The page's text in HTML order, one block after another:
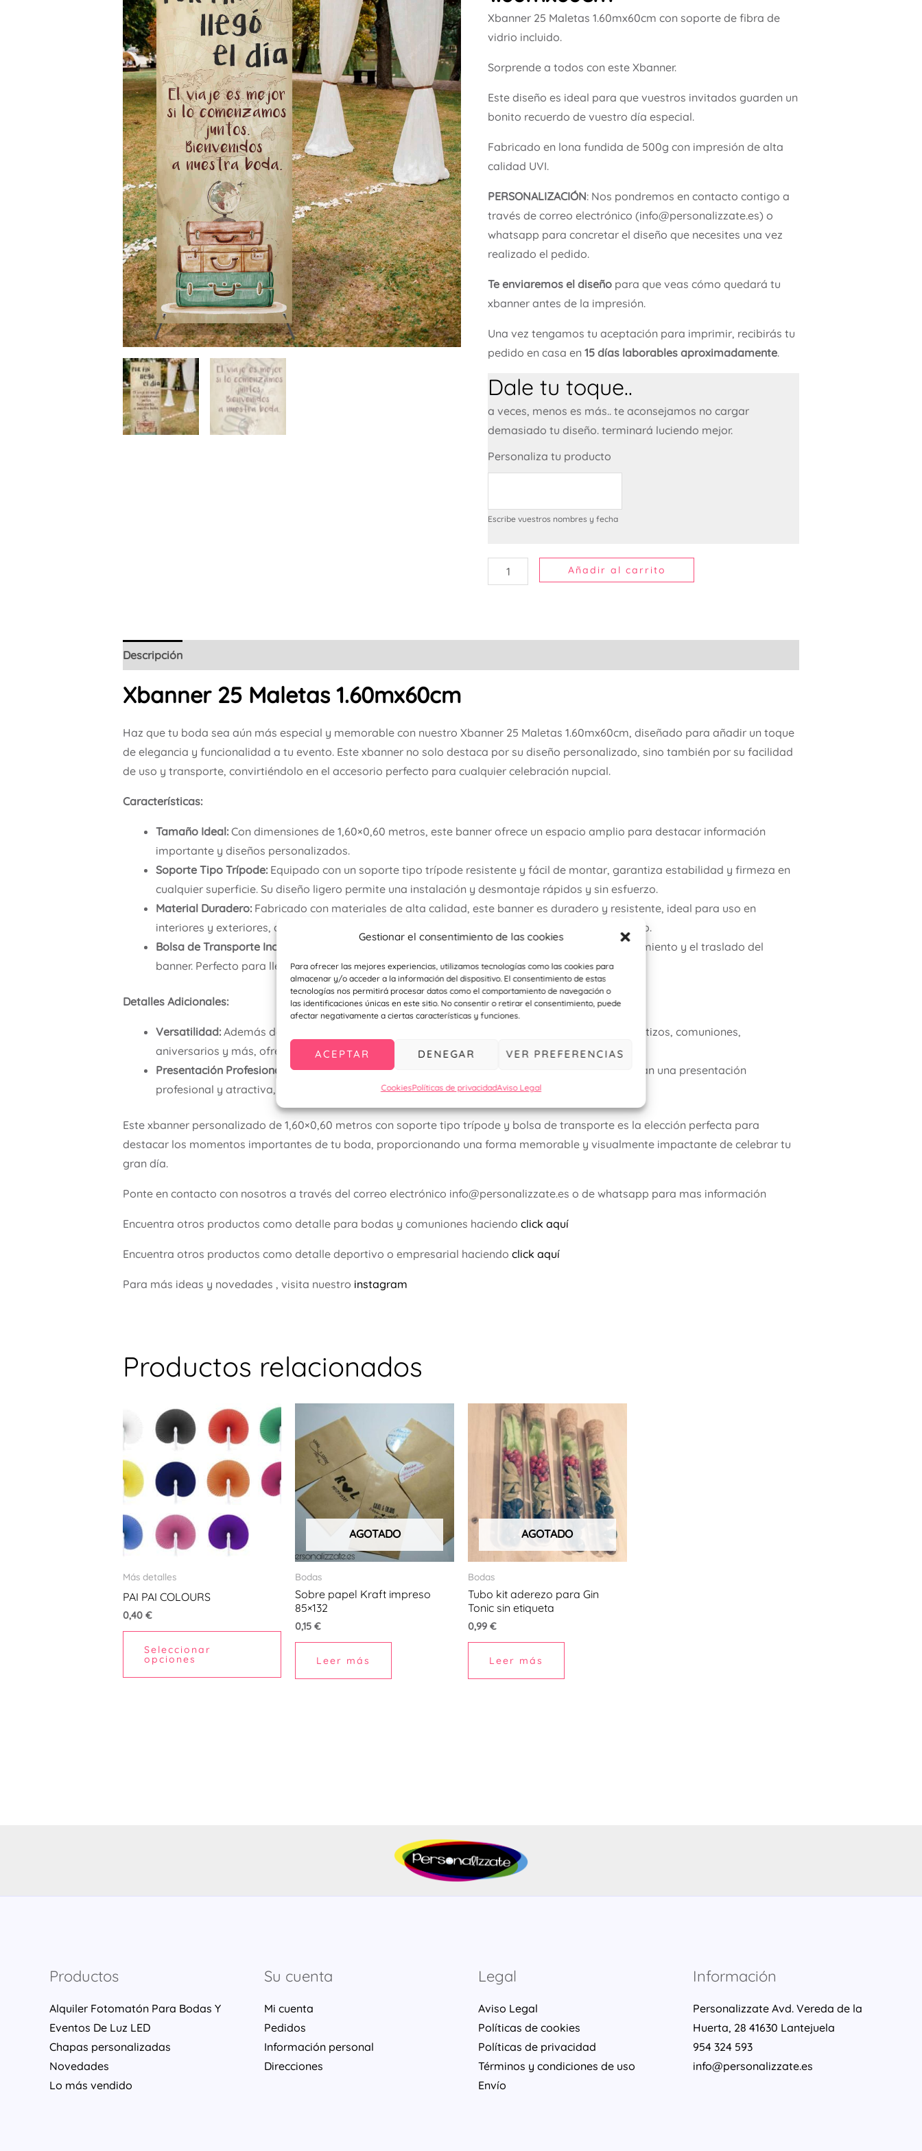
Gestionar el consentimiento de las cookies
Para ofrecer las mejores experiencias, utilizamos tecnologías como las cookies para
almacenar y/o acceder a la información del dispositivo. El consentimiento de estas
tecnologías nos permitirá procesar datos como el comportamiento de navegación o
las identificaciones únicas en este sitio. No consentir o retirar el consentimiento, puede
afectar negativamente a ciertas características y funciones.
ACEPTAR DENEGAR VER PREFERENCIAS
CookiesPolíticas de privacidadAviso Legal
Xbanner 25 Maletas 1.60mx60cm con soporte de fibra de
vidrio incluido.
Sorprende a todos con este Xbanner.
Este diseño es ideal para que vuestros invitados guarden un
bonito recuerdo de vuestro día especial.
Fabricado en lona fundida de 500g con impresión de alta
calidad UVI.
PERSONALIZACIÓN: Nos pondremos en contacto contigo a
través de correo electrónico (info@personalizzate.es) o
whatsapp para concretar el diseño que necesites una vez
realizado el pedido.
Te enviaremos el diseño para que veas cómo quedará tu
xbanner antes de la impresión.
Una vez tengamos tu aceptación para imprimir, recibirás tu
pedido en casa en15 días laborables aproximadamente.
Dale tu toque..
a veces, menos es más.. te aconsejamos no cargar
demasiado tu diseño. terminará luciendo mejor.
Personaliza tu producto
Escribe vuestros nombres y fecha
Añadir al carrito
Descripción
Xbanner 25 Maletas 1.60mx60cm
Haz que tu boda sea aún más especial y memorable con nuestro Xbanner 25 Maletas 1.60mx60cm, diseñado para añadir un toque
de elegancia y funcionalidad a tu evento. Este xbanner no solo destaca por su diseño personalizado, sino también por su facilidad
de uso y transporte, convirtiéndolo en el accesorio perfecto para cualquier celebración nupcial.
Características:
Tamaño Ideal:Con dimensiones de 1,60×0,60 metros, este banner ofrece un espacio amplio para destacar información
importante y diseños personalizados.
Soporte Tipo Trípode:Equipado con un soporte tipo trípode resistente y fácil de montar, garantiza estabilidad y firmeza en
cualquier superficie. Su diseño ligero permite una instalación y desmontaje rápidos y sin esfuerzo.
Material Duradero:Fabricado con materiales de alta calidad, este banner es duradero y resistente, ideal para uso en
interiores y exteriores, asegurando que se mantenga en perfecto estado durante todo el evento.
Bolsa de Transporte Incluida:
Incluye una práctica bolsa de transporte que facilita el almacenamiento y el traslado del
banner. Perfecto para llevar de un lugar a otro sin complicaciones.
Detalles Adicionales:
Versatilidad:Además de bodas, este xbanner es ideal para otros eventos especiales como bautizos, comuniones,
aniversarios y más, ofreciendo una solución versátil para cualquier ocasión.
Presentación Profesional:
La estructura robusta del banner y la calidad de la impresión aseguran una presentación
profesional y atractiva, añadiendo un toque de distinción a tu evento.
Este xbanner personalizado de 1,60×0,60 metros con soporte tipo trípode y bolsa de transporte es la elección perfecta para
destacar los momentos importantes de tu boda, proporcionando una forma memorable y visualmente impactante de celebrar tu
gran día.
Ponte en contacto con nosotros a través del correo electrónico info@personalizzate.es o de whatsapp para mas información
Encuentra otros productos como detalle para bodas y comuniones haciendo click aquí
Encuentra otros productos como detalle deportivo o empresarial haciendo click aquí
Para más ideas y novedades , visita nuestro instagram
Productos relacionados
Más detalles
PAI PAI COLOURS
0,40 €
Seleccionar
opciones
Este
producto
múltiples
variantes.
Las
pueden
elegir
página
producto
AGOTADO
Bodas
Sobre papel Kraft impreso
85×132
0,15€
Leer más
AGOTADO
Bodas
Tubo kit aderezo para Gin
Tonic sin etiqueta
0,99 €
Leer más
Productos
Alquiler Fotomatón Para Bodas Y
Eventos De Luz LED
Chapas personalizadas
Novedades
Lo más vendido
Su cuenta
Mi cuenta
Pedidos
Información personal
Direcciones
Legal
Aviso Legal
Políticas de cookies
Políticas de privacidad
Términos y condiciones de uso
Envío
Información
Personalizzate Avd. Vereda de la
Huerta, 28 41630 Lantejuela
954 324 593
info@personalizzate.es